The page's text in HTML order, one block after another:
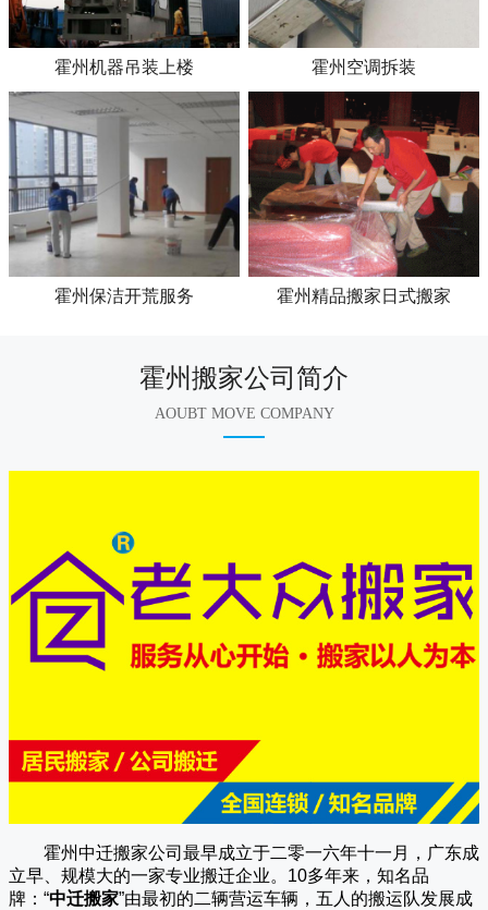
霍州机器吊装上楼 霍州空调拆装
霍州保洁开荒服务 霍州精品搬家日式搬家
霍州搬家公司简介
AOUBT MOVE COMPANY
霍州中迁搬家公司 最早成立于二零一六年十一月，广东成
立早、规模大的一家专业搬迁企业。10多年来，知名品
牌：“中迁搬家”由最初的二辆营运车辆，五人的搬运队发展成